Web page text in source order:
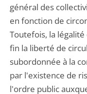
général des
en fonction de
Toutefois, la
fin la liberté de
subordonnée à la
par l'existence de
l'ordre public